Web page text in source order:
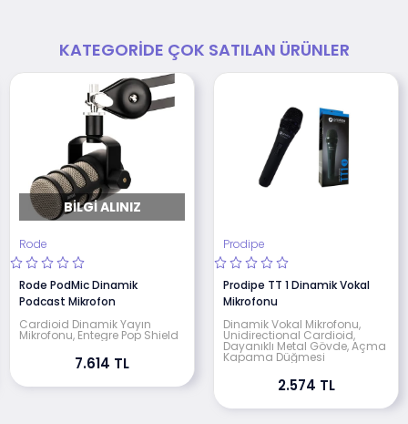
KATEGORIDE ÇOK SATILAN ÜRÜNLER
BILGI ALINIZ
Rode
Rode PodMic Dinamik
Podcast Mikrofon
Cardioid Dinamik Yayın
Mikrofonu, Entegre Pop Shield
7.614 TL
Prodipe
Prodipe TT 1 Dinamik Vokal
Mikrofonu
Dinamik Vokal Mikrofonu,
Unidirectional Cardioid,
Dayanıklı Metal Gövde, Açma
Kapama Düğmesi
2.574 TL